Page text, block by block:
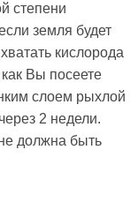
степени
земля будет
кислорода
как Вы посеете
слоем рыхлой
2 недели.
должна быть